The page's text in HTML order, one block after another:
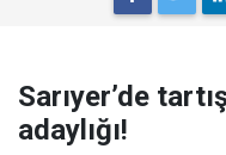
Sarıyer’de
adaylığı!